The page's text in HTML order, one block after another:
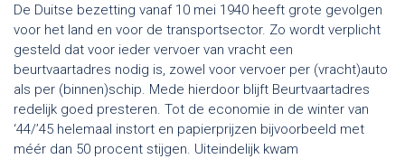
De Duitse bezetting vanaf 10 mei 1940 heeft grote gevolgen
voor het land en voor de transportsector. Zo wordt verplicht
gesteld dat voor ieder vervoer van vracht een
beurtvaartadres nodig is, zowel voor vervoer per (vracht)auto
als per (binnen)schip. Mede hierdoor blijft Beurtvaartadres
redelijk goed presteren. Tot de economie in de winter van
‘44/’45 helemaal instort en papierprijzen bijvoorbeeld met
méér dan 50 procent stijgen. Uiteindelijk kwam